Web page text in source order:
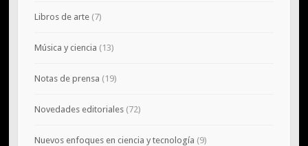
Libros de arte(7)
Música y ciencia (13)
Notas de prensa (19)
Novedades editoriales(72)
Nuevos enfoques en ciencia y tecnología (9)